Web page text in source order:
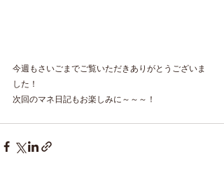
今週もさいごまでご覧いただきありがとうございま
した！
次回のマネ日記もお楽しみに～～～！